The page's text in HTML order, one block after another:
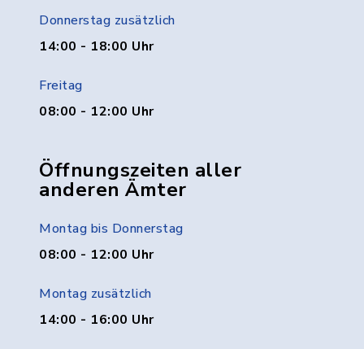
Donnerstag zusätzlich
14:00 - 18:00 Uhr
Freitag
08:00 - 12:00 Uhr
Öffnungszeiten aller
anderen Ämter
Montag bis Donnerstag
08:00 - 12:00 Uhr
Montag zusätzlich
14:00 - 16:00 Uhr